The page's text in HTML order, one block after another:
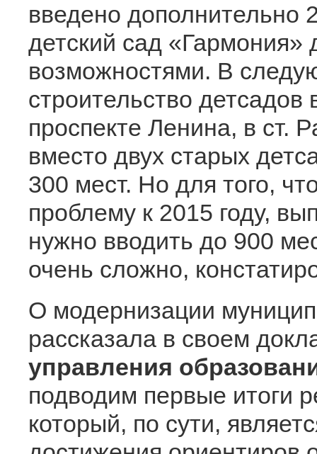
введено дополнительно
детский сад «Гармония»
возможностями. В
строительство
проспекте Ленина, в ст.
вместо двух старых
300 мест. Но для того,
проблему к 2015 году,
нужно вводить до 900
очень сложно,
О модернизации
рассказала в своем
управления
подводим первые итоги
который, по сути,